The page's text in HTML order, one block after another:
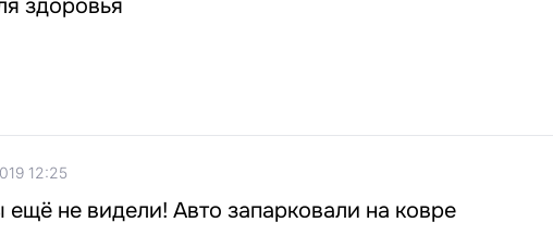
здоровья
12:25
ещё не видели! Авто запарковали на ковре